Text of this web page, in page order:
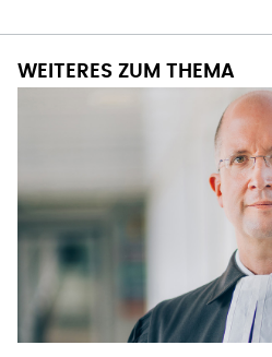
WEITERES ZUM THEMA